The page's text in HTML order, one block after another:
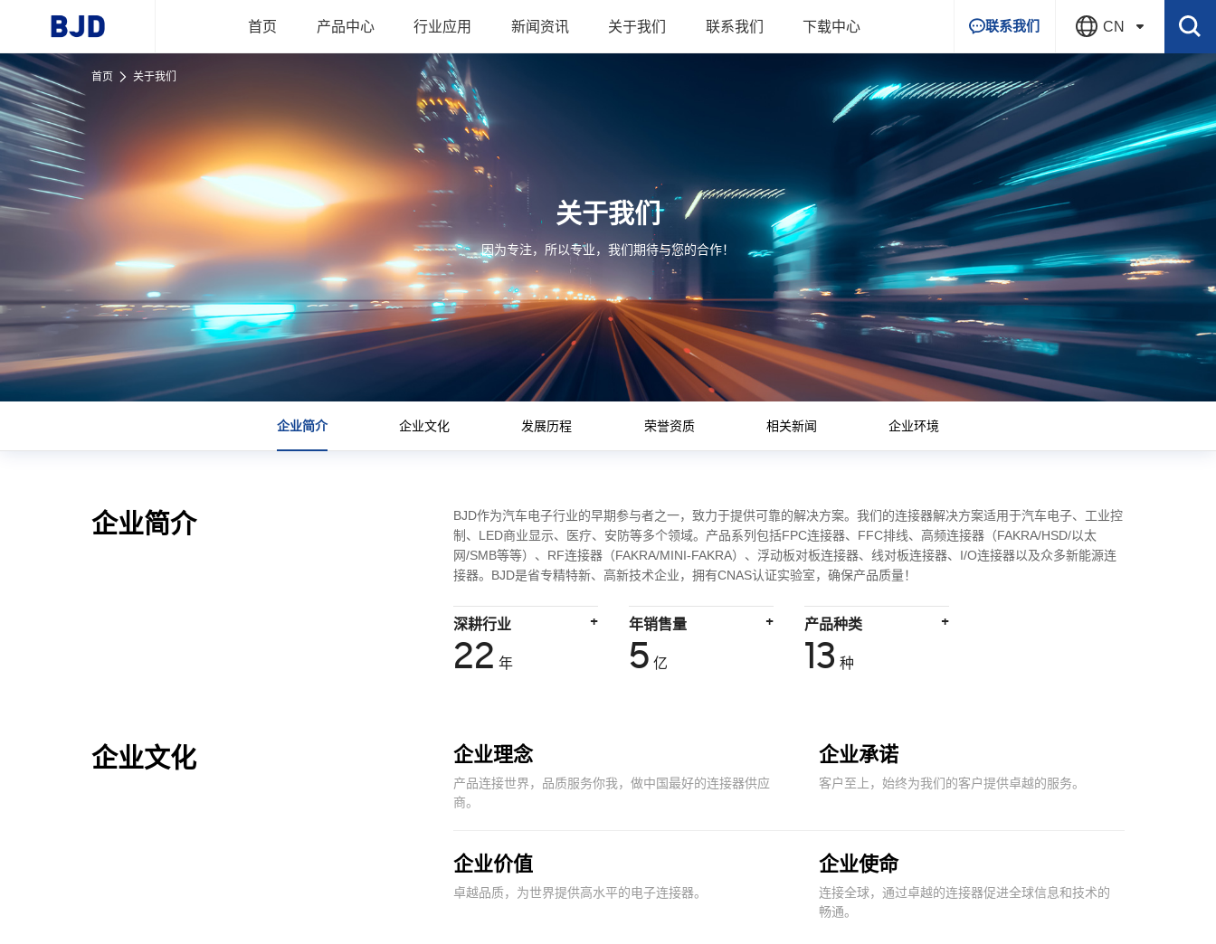
跳到主要内容 首页 产品中心 行业应用 新闻资讯 关于我们 联系我们 下载中心
首页
产品中心
联系我们
联系我们 CN
首页 关于我们
关于我们
因为专注，所以专业，我们期待与您的合作！
企业简介 企业文化 发展历程 荣誉资质 相关新闻 企业环境
企业简介
BJD作为汽车电子行业的早期参与者之一，致力于提供可靠的解决方案。我们的连接器解决方案适用于汽车电子、工业控
制、LED商业显示、医疗、安防等多个领域。产品系列包括FPC连接器、FFC排线、高频连接器（FAKRA/HSD/以太
网/SMB等等）、RF连接器（FAKRA/MINI-FAKRA）、浮动板对板连接器、线对板连接器、I/O连接器以及众多新能源连
接器。BJD是省专精特新、高新技术企业，拥有CNAS认证实验室，确保产品质量！
深耕行业 +
22 年
年销售量 +
5 亿
产品种类 +
13 种
企业文化 企业理念
产品连接世界，品质服务你我，做中国最好的连接器供应
商。
企业承诺
客户至上，始终为我们的客户提供卓越的服务。
企业价值
卓越品质，为世界提供高水平的电子连接器。
企业使命
连接全球，通过卓越的连接器促进全球信息和技术的
畅通。